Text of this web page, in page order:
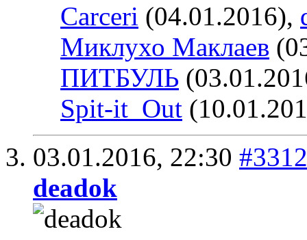
Carceri (04.01.2016),
Миклухо Маклаев
ПИТБУЛЬ
Spit-it_Out
03.01.2016, 22:30 #3312
deadok